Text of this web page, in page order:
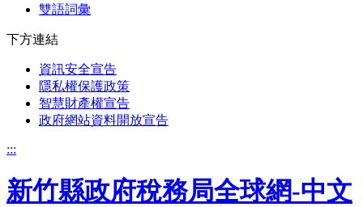
雙語詞彙
下方連結
資訊安全宣告
隱私權保護政策
智慧財產權宣告
政府網站資料開放宣告
:::
新竹縣政府稅務局全球網-中文